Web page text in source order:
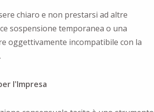
chiaro e non prestarsi ad altre
sospensione temporanea o una
oggettivamente incompatibile con la
l'Impresa